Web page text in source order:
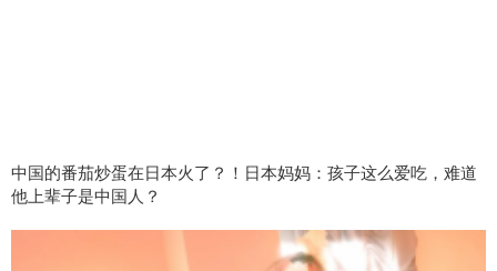
中国的番茄炒蛋在日本火了？！日本妈妈：孩子这么爱吃，难道
他上辈子是中国人？